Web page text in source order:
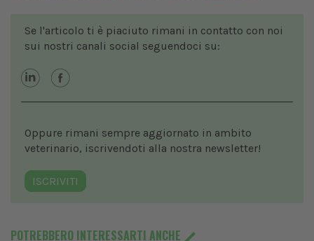
Se l'articolo ti è piaciuto rimani in contatto con noi
sui nostri canali social seguendoci su:
Oppure rimani sempre aggiornato in ambito
veterinario, iscrivendoti alla nostra newsletter!
ISCRIVITI
POTREBBERO INTERESSARTI ANCHE